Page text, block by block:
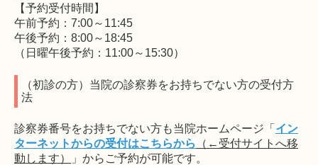
【予約受付時間】
午前予約：7:00～11:45
午後予約：8:00～18:45
（日曜午後予約：11:00～15:30）
（初診の方）当院の診察券をお持ちでない方の受付方
法
診察券番号をお持ちでない方も当院ホームページ「 イン
ターネットからの受付はこちらから
（←受付サイトへ移
動します）
」からご予約が可能です。